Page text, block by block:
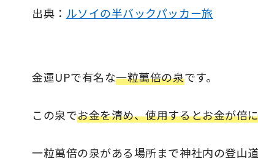
出典： ルソイの半バックパッカー旅
金運UPで有名な一粒萬倍の泉です。
この泉でお金を清め、使用するとお金が倍
一粒萬倍の泉がある場所まで神社内の登山